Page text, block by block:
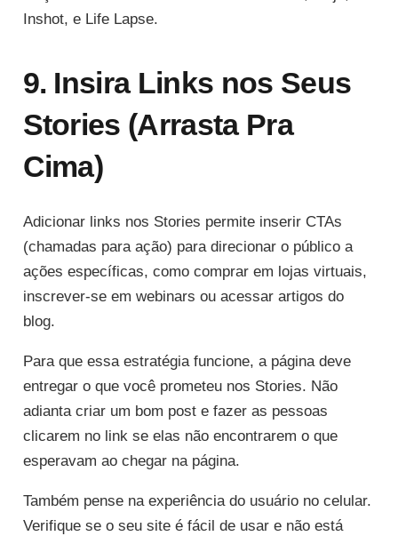
Inshot, e Life Lapse.
9. Insira Links nos Seus
Stories (Arrasta Pra
Cima)
Adicionar links nos Stories permite inserir CTAs
(chamadas para ação) para direcionar o público a
ações específicas, como comprar em lojas virtuais,
inscrever-se em webinars ou acessar artigos do
blog.
Para que essa estratégia funcione, a página deve
entregar o que você prometeu nos Stories. Não
adianta criar um bom post e fazer as pessoas
clicarem no link se elas não encontrarem o que
esperavam ao chegar na página.
Também pense na experiência do usuário no celular.
Verifique se o seu site é fácil de usar e não está